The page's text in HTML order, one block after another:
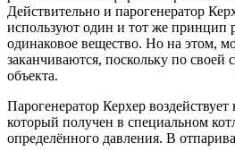
Действительно и парогенератор
используют один и тот же принцип
одинаковое вещество. Но на этом,
заканчиваются, поскольку по своей
объекта.
Парогенератор Керхер
который получен в специальном
определённого давления. В